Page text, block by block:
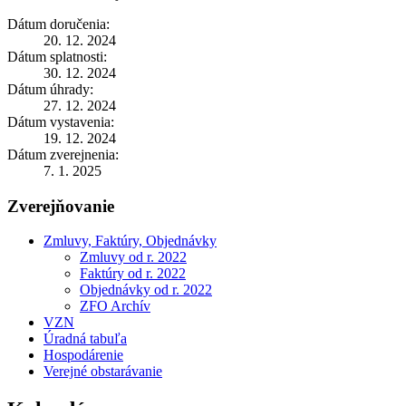
Dátum doručenia:
20. 12. 2024
Dátum splatnosti:
30. 12. 2024
Dátum úhrady:
27. 12. 2024
Dátum vystavenia:
19. 12. 2024
Dátum zverejnenia:
7. 1. 2025
Zverejňovanie
Zmluvy, Faktúry, Objednávky
Zmluvy od r. 2022
Faktúry od r. 2022
Objednávky od r. 2022
ZFO Archív
VZN
Úradná tabuľa
Hospodárenie
Verejné obstarávanie